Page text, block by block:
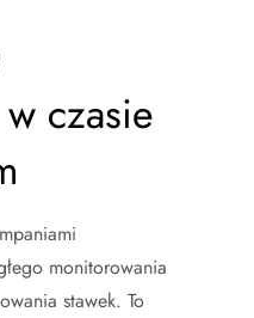
czasie
monitorowania
stawek. To